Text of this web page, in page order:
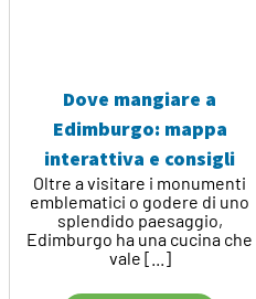
Dove mangiare a
Edimburgo: mappa
interattiva e consigli
Oltre a visitare i monumenti
emblematici o godere di uno
splendido paesaggio,
Edimburgo ha una cucina che
vale [...]